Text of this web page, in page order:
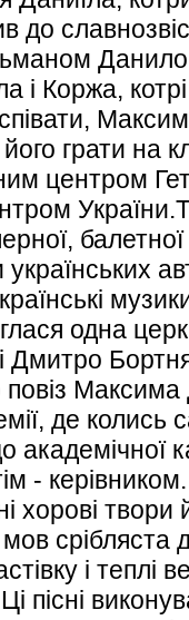
до
і Коржа,
грати на
центром
одна
Дмитро
Максима
де
академічної
-
хорові твори
срібляста
і теплі
Ці пісні